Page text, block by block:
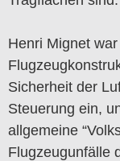
Henri Mignet
Sicherheit der
Steuerung ein,
allgemeine
Flugzeugunfälle